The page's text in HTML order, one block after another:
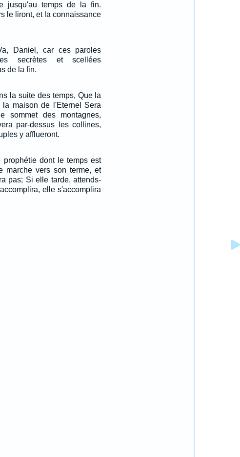
jusqu'au temps de la fin.
le liront, et la connaissance
Daniel, car ces paroles
secrètes et scellées
de la fin.
la suite des temps, Que la
la maison de l'Eternel Sera
sommet des montagnes,
par-dessus les collines,
y afflueront.
prophétie dont le temps est
marche vers son terme, et
pas; Si elle tarde, attends-
elle s'accomplira